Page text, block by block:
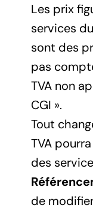
Les prix
services
sont des
pas
TVA non
CGI ».
Tout
TVA
des
de